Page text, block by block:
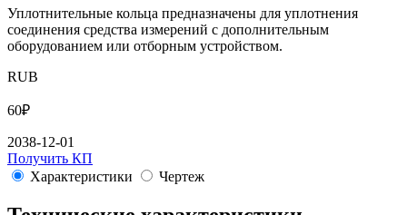
Уплотнительные кольца предназначены для уплотнения
соединения средства измерений с дополнительным
оборудованием или отборным устройством.
RUB
60₽
2038-12-01
Получить КП
Характеристики
Чертеж